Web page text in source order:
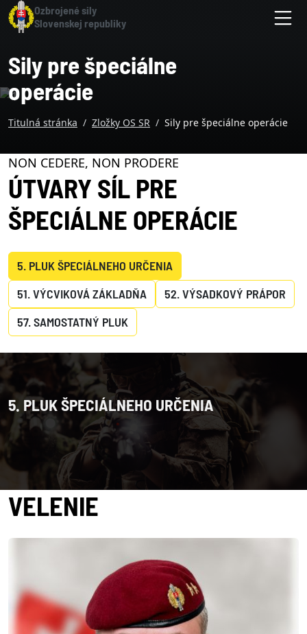
Skočiť na hlavnú navigáciu
Skočiť na obsah
Skočiť na bočnú lištu
Skočiť na pätičku
Ozbrojené sily
Slovenskej republiky
Hlavný obsah stránky
Sily pre špeciálne
operácie
Titulná stránka Zložky OS SR Sily pre špeciálne operácie
NON CEDERE, NON PRODERE
ÚTVARY SÍL PRE
ŠPECIÁLNE OPERÁCIE
5. PLUK ŠPECIÁLNEHO URČENIA
51. VÝCVIKOVÁ ZÁKLADŇA
52. VÝSADKOVÝ PRÁPOR
57. SAMOSTATNÝ PLUK
5. PLUK ŠPECIÁLNEHO URČENIA
VELENIE